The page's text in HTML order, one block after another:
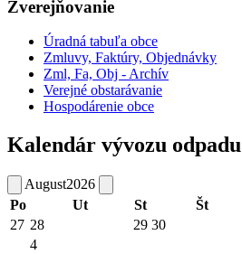
Zverejňovanie
Úradná tabuľa obce
Zmluvy, Faktúry, Objednávky
Zml, Fa, Obj - Archív
Verejné obstarávanie
Hospodárenie obce
Kalendár vývozu odpadu
August2026
Po
Ut St Št
27 28 29 30
4